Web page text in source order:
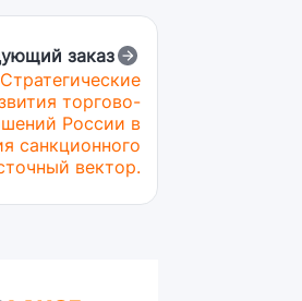
заказ
торгово-
России в
санкционного
вектор.